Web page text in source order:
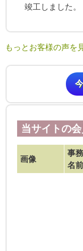
竣工しました。
もっとお客様の声を
当サイトの
画像
事
名前